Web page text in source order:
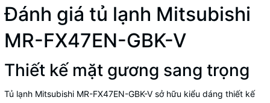
Đánh giá tủ lạnh Mitsubishi
MR-FX47EN-GBK-V
Thiết kế mặt gương sang trọng
Tủ lạnh Mitsubishi MR-FX47EN-GBK-V sở hữu kiểu dáng thiết kế